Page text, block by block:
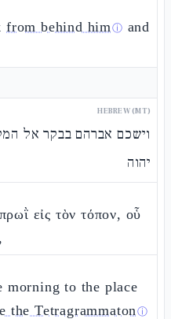
from behind himⓘ and
HEBREW (MT)
וישכם אברהם בבקר אל
יהוה
εἰς τὸν τόπον, οὗ
morning to the place
the Tetragrammatonⓘ